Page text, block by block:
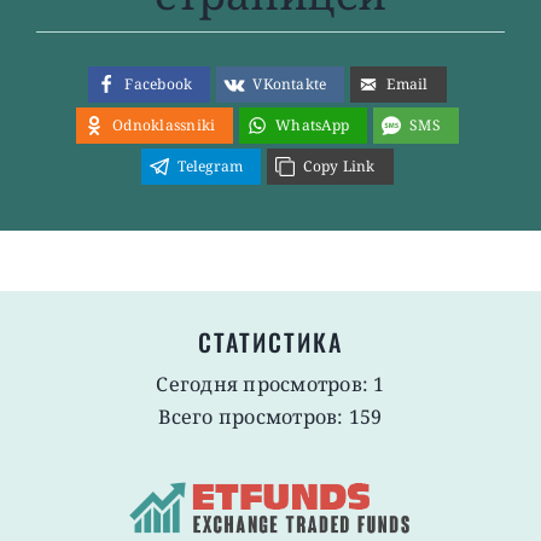
Facebook VKontakte
Email
Odnoklassniki
WhatsApp
SMS
Telegram
Copy Link
СТАТИСТИКА
Сегодня просмотров: 1
Всего просмотров: 159